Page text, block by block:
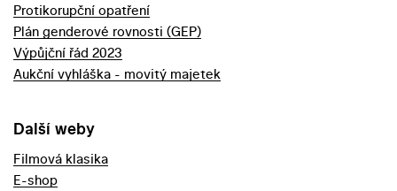
Protikorupční opatření
Plán genderové rovnosti (GEP)
Výpůjční řád 2023
Aukční vyhláška - movitý majetek
Další weby
Filmová klasika
E-shop